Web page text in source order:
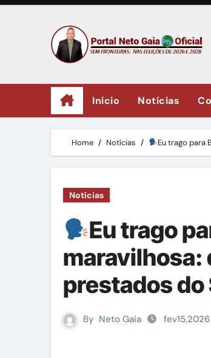
Skip
Início Notícias
Home Notícias Eu trago para
Notícias
Eu trago
maravilhosa:
prestados do
By Neto Gaia fev15,2026